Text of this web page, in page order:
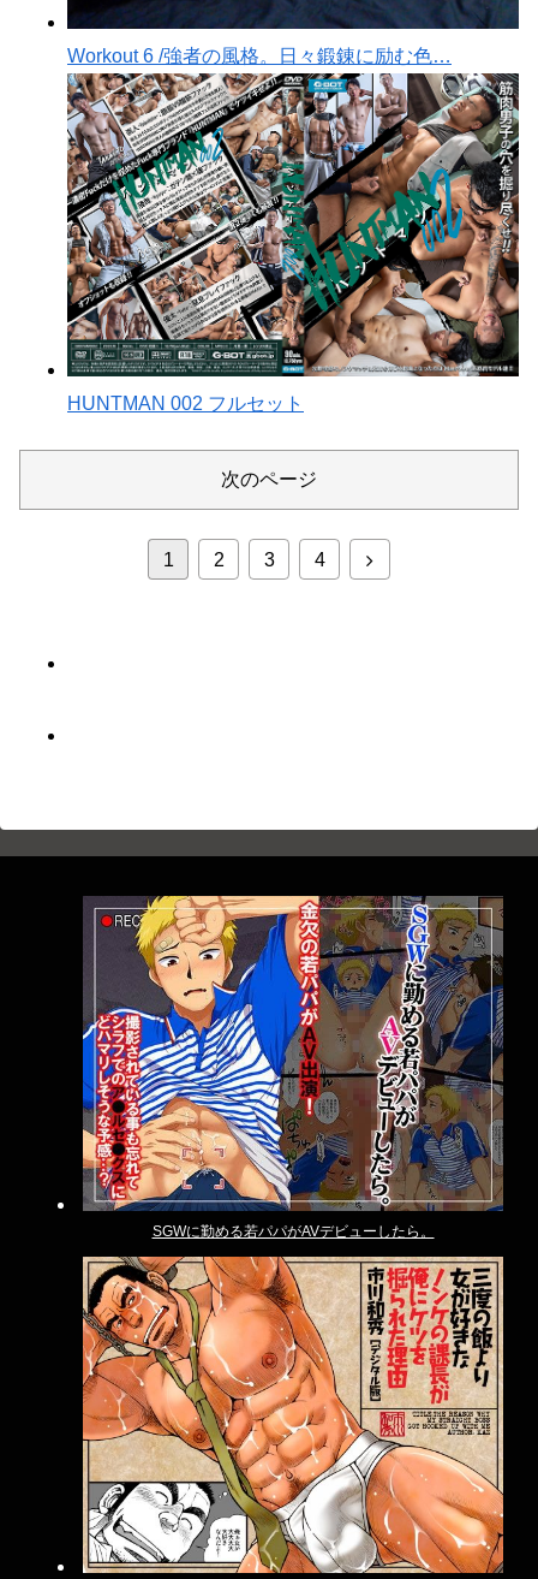
Workout 6 /強者の風格。日々鍛錬に励む色…
HUNTMAN 002 フルセット
次のページ
1 2 3 4
次
SGWに勤める若パパがAVデビューしたら。